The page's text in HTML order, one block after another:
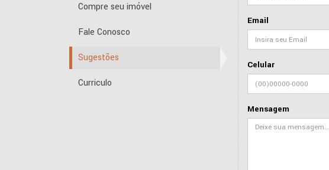
Compre seu imóvel
Fale Conosco
Sugestões
Curriculo
Email
Celular
Mensagem